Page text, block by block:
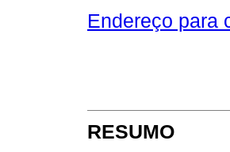
Endereço para
RESUMO